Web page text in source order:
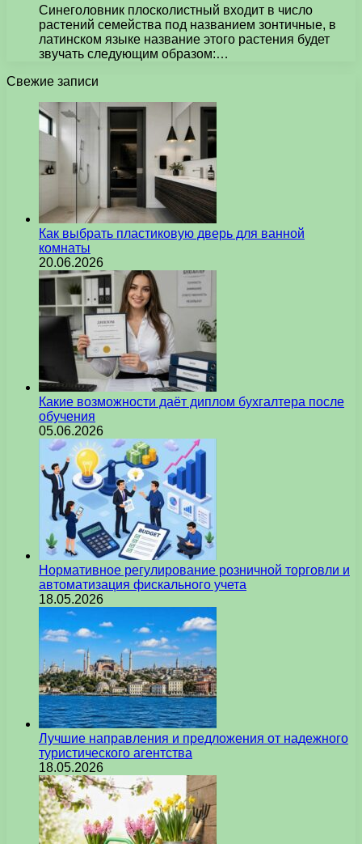
Синеголовник плосколистный входит в число
растений семейства под названием зонтичные, в
латинском языке название этого растения будет
звучать следующим образом:…
Свежие записи
Как выбрать пластиковую дверь для ванной
комнаты
20.06.2026
Какие возможности даёт диплом бухгалтера после
обучения
05.06.2026
Нормативное регулирование розничной торговли и
автоматизация фискального учета
18.05.2026
Лучшие направления и предложения от надежного
туристического агентства
18.05.2026